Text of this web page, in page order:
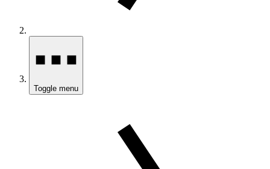
Toggle menu